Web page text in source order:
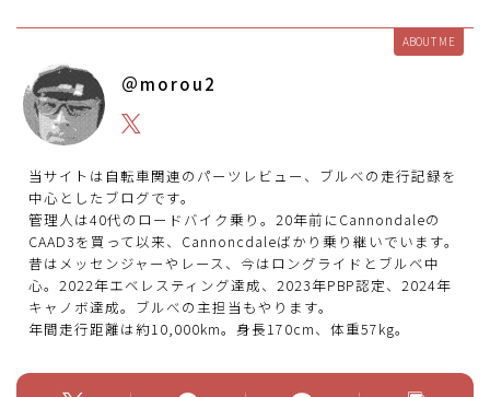
ABOUT ME
＠morou2
当サイトは自転車関連のパーツレビュー、ブルべの走行記録を
中心としたブログです。
管理人は40代のロードバイク乗り。20年前にCannondaleの
CAAD3を買って以来、Cannoncdaleばかり乗り継いでいます。
昔はメッセンジャーやレース、今はロングライドとブルベ中
心。2022年エベレスティング達成、2023年PBP認定、2024年
キャノボ達成。ブルべの主担当もやります。
年間走行距離は約10,000km。身長170cm、体重57kg。